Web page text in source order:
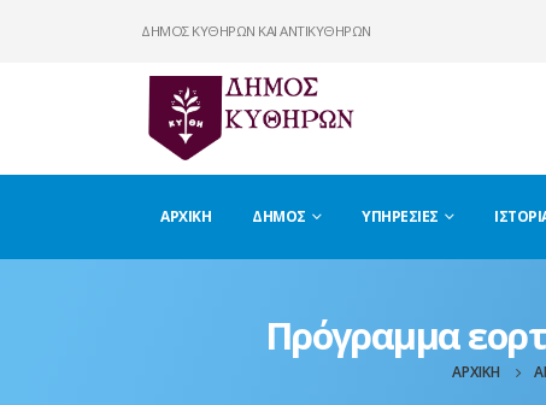
ΔΗΜΟΣ ΚΥΘΗΡΩΝ ΚΑΙ ΑΝΤΙΚΥΘΗΡΩΝ
ΑΡΧΙΚΉ ΔΉΜΟΣ ΥΠΗΡΕΣΊΕΣ
Πρόγραμμα
ΑΡΧΙΚΉ